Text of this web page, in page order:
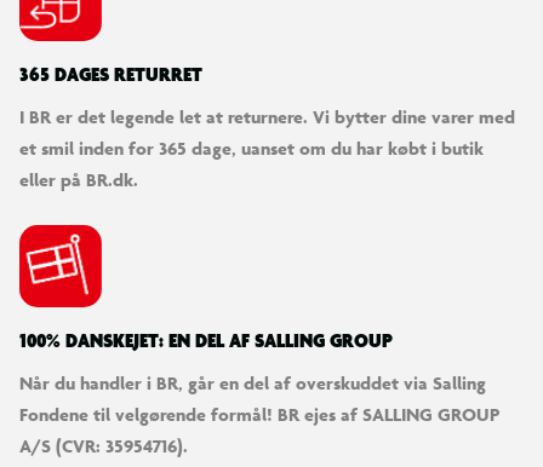
365 DAGES RETURRET
I BR er det legende let at returnere. Vi bytter dine varer med
et smil inden for 365 dage, uanset om du har købt i butik
eller på BR.dk.
100% DANSKEJET: EN DEL AF SALLING GROUP
Når du handler i BR, går en del af overskuddet via Salling
Fondene til velgørende formål! BR ejes af SALLING GROUP
A/S (CVR: 35954716).